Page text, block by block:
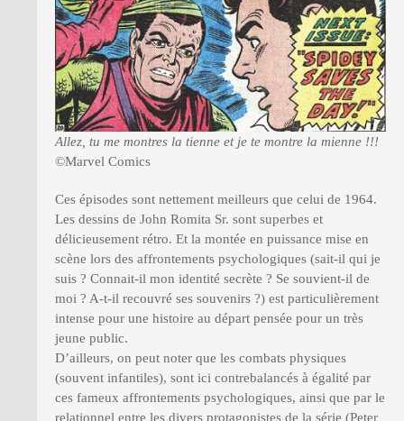
Allez, tu me montres la tienne et je te montre la mienne !!!
©Marvel Comics
Ces épisodes sont nettement meilleurs que celui de 1964.
Les dessins de John Romita Sr. sont superbes et
délicieusement rétro. Et la montée en puissance mise en
scène lors des affrontements psychologiques (sait-il qui je
suis ? Connait-il mon identité secrète ? Se souvient-il de
moi ? A-t-il recouvré ses souvenirs ?) est particulièrement
intense pour une histoire au départ pensée pour un très
jeune public.
D’ailleurs, on peut noter que les combats physiques
(souvent infantiles), sont ici contrebalancés à égalité par
ces fameux affrontements psychologiques, ainsi que par le
relationnel entre les divers protagonistes de la série (Peter